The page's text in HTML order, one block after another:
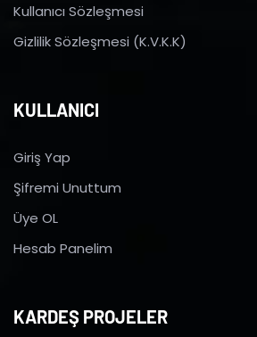
Kullanıcı Sözleşmesi
Gizlilik Sözleşmesi (K.V.K.K)
KULLANICI
Giriş Yap
Şifremi Unuttum
Üye OL
Hesab Panelim
KARDEŞ PROJELER